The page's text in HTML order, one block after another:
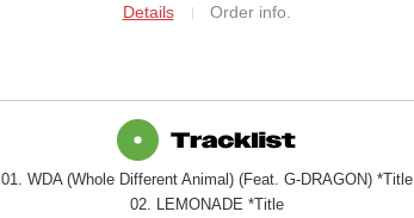
Details Order info.
01. WDA (Whole Different Animal) (Feat. G-DRAGON) *Title
02. LEMONADE *Title